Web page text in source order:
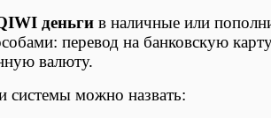
деньги в наличные или
перевод на банковскую
валюту.
системы можно назвать: